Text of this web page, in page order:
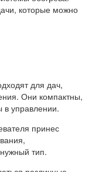
которые можно
для дач,
Они компактны,
в управлении.
принес
тип.